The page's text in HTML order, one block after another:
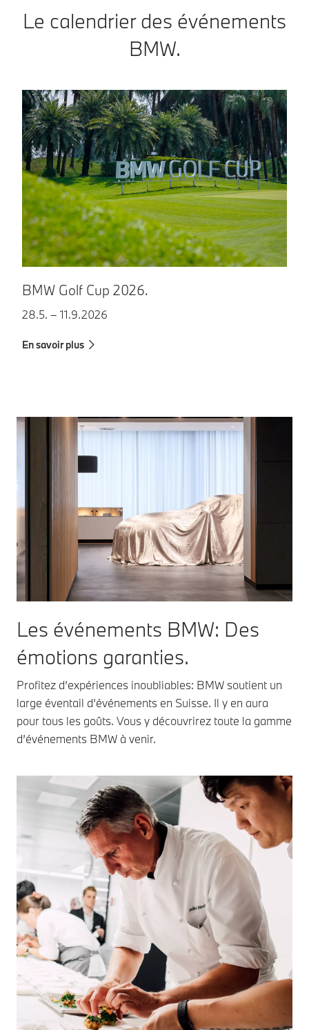
Le calendrier des événements
BMW.
BMW Golf Cup 2026.
28.5. – 11.9.2026
En savoir plus
Les événements BMW: Des
émotions garanties.
Profitez d’expériences inoubliables: BMW soutient un
large éventail d’événements en Suisse. Il y en aura
pour tous les goûts. Vous y découvrirez toute la gamme
d’événements BMW à venir.